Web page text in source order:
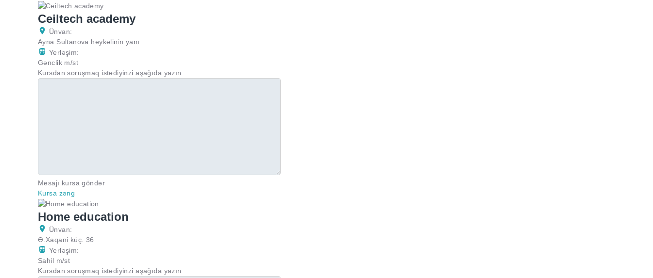
Ceiltech academy
Ünvan:
Ayna Sultanova heykəlinin yanı
Yerləşim:
Gənclik m/st
Kursdan soruşmaq istədiyinzi aşağıda yazın
Mesajı kursa göndər
Kursa zəng
Home education
Ünvan:
Ə.Xaqani küç. 36
Yerləşim:
Sahil m/st
Kursdan soruşmaq istədiyinzi aşağıda yazın